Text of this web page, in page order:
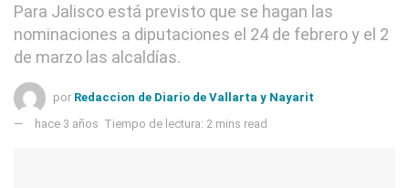
Para Jalisco está previsto que se hagan las
nominaciones a diputaciones el 24 de febrero y el 2
de marzo las alcaldías.
por Redaccion de Diario de Vallarta y Nayarit
hace 3 años Tiempo de lectura: 2 mins read